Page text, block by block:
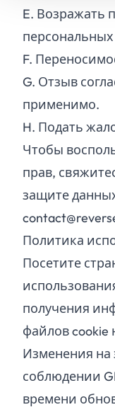
E. Возражать
F.
G. Отзыв
применимо.
H. Подать
Чтобы
прав,
защите
Политика
Посетите
получения
файлов cookie
Изменения на
соблюдении
времени